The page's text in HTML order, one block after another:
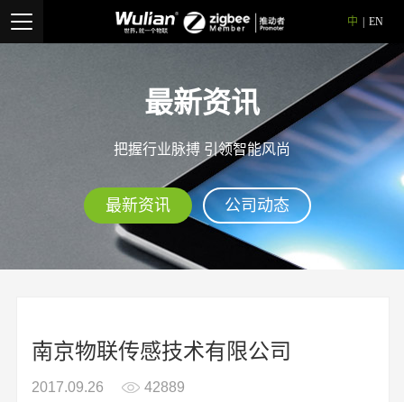
中 EN
最新资讯
把握行业脉搏 引领智能风尚
最新资讯 公司动态
南京物联传感技术有限公司
2017.09.26 42889